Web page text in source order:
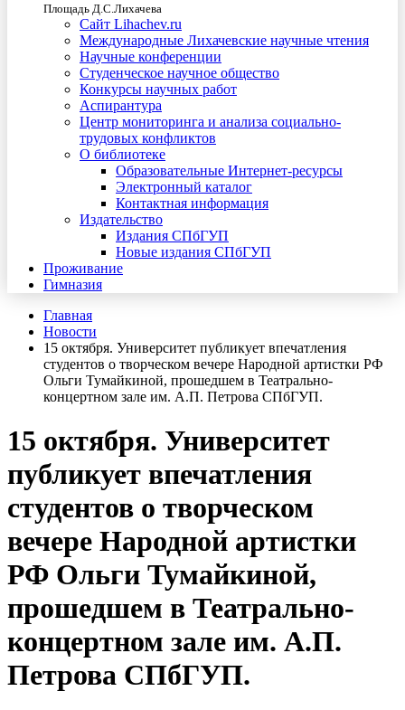
Площадь Д.С.Лихачева
Сайт Lihachev.ru
Международные Лихачевские научные чтения
Научные конференции
Студенческое научное общество
Конкурсы научных работ
Аспирантура
Центр мониторинга и анализа социально-
трудовых конфликтов
О библиотеке
Образовательные Интернет-ресурсы
Электронный каталог
Контактная информация
Издательство
Издания СПбГУП
Новые издания СПбГУП
Проживание
Гимназия
Главная
Новости
15 октября. Университет публикует впечатления
студентов о творческом вечере Народной артистки РФ
Ольги Тумайкиной, прошедшем в Театрально-
концертном зале им. А.П. Петрова СПбГУП.
15 октября. Университет
публикует впечатления
студентов о творческом
вечере Народной артистки
РФ Ольги Тумайкиной,
прошедшем в Театрально-
концертном зале им. А.П.
Петрова СПбГУП.